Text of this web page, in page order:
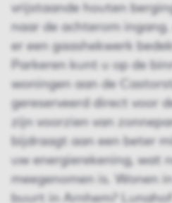
vrijstaande houten
naar de achterom
er een gaashekwerk
Parkeren kunt u op de
woningen aan de
gereserveerd direct voor
zijn voorzien van
bijdraagt ​​aan een beter
uw energierekening, wat
meegenomen is. Wonen
buurt in Arnhem?